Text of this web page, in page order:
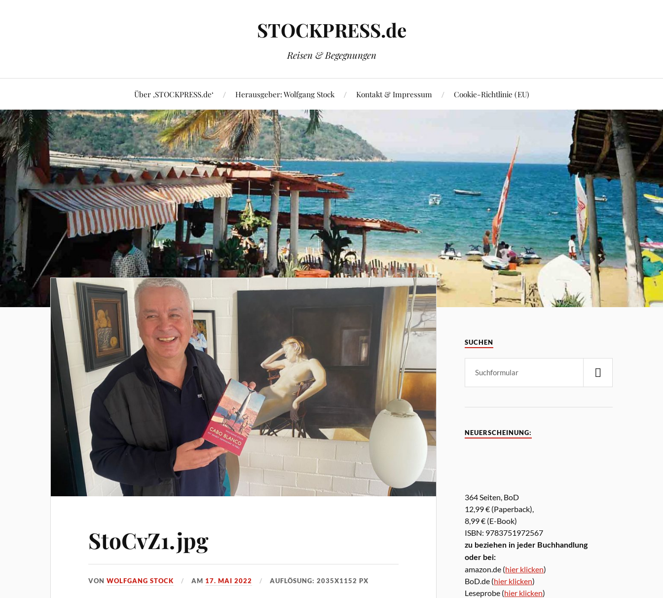
STOCKPRESS.de
Reisen & Begegnungen
Über ‚STOCKPRESS.de‘ Herausgeber: Wolfgang Stock Kontakt & Impressum Cookie-Richtlinie (EU)
StoCvZ1.jpg
VONWOLFGANG STOCK AM 17. MAI 2022 AUFLÖSUNG: 2035X1152 PX
SUCHEN
NEUERSCHEINUNG:
364 Seiten, BoD
12,99 € (Paperback),
8,99 € (E-Book)
ISBN: 9783751972567
zu beziehen in jeder Buchhandlung
oder bei:
amazon.de (hier klicken)
BoD.de (hier klicken)
Leseprobe (hier klicken)